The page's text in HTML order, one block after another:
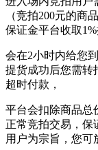
（竞拍200元的商
保证金平台收取1%
会在2小时内给您
提货成功后您需转
超时付款，
平台会扣除商品总
正常竞拍交易，保
用户为宗旨，您可